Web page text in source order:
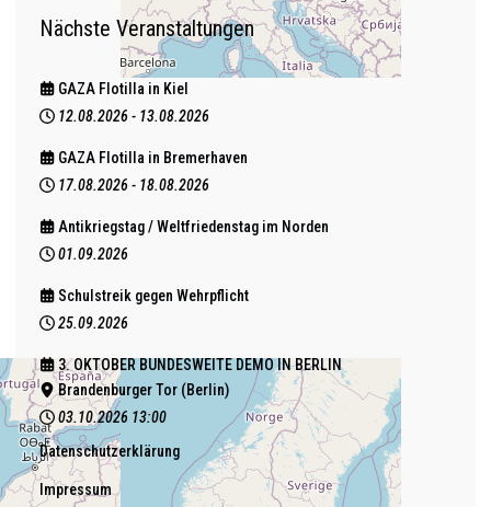
Nächste Veranstaltungen
GAZA Flotilla in Kiel
12.08.2026 - 13.08.2026
GAZA Flotilla in Bremerhaven
17.08.2026 - 18.08.2026
Antikriegstag / Weltfriedenstag im Norden
01.09.2026
Schulstreik gegen Wehrpflicht
25.09.2026
3. OKTOBER BUNDESWEITE DEMO IN BERLIN
Brandenburger Tor (Berlin)
03.10.2026 13:00
Datenschutzerklärung
Impressum